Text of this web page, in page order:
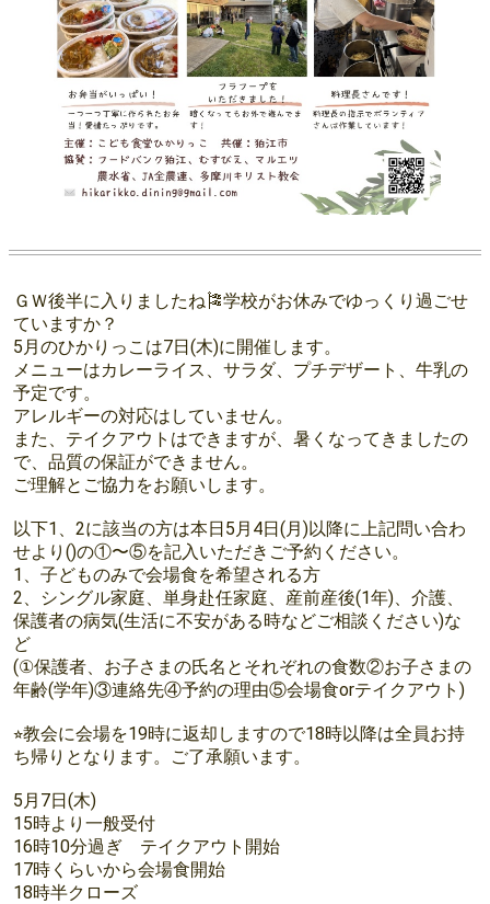
ＧＷ後半に入りましたね🎏学校がお休みでゆっくり過ごせ
ていますか？
5月のひかりっこは7日(木)に開催します。
メニューはカレーライス、サラダ、プチデザート、牛乳の
予定です。
アレルギーの対応はしていません。
また、テイクアウトはできますが、暑くなってきましたの
で、品質の保証ができません。
ご理解とご協力をお願いします。
以下1、2に該当の方は本日5月4日(月)以降に上記問い合わ
せより()の①〜⑤を記入いただきご予約ください。
1、子どものみで会場食を希望される方
2、シングル家庭、単身赴任家庭、産前産後(1年)、介護、
保護者の病気(生活に不安がある時などご相談ください)な
ど
(①保護者、お子さまの氏名とそれぞれの食数②お子さまの
年齢(学年)③連絡先④予約の理由⑤会場食orテイクアウト)
⭐︎教会に会場を19時に返却しますので18時以降は全員お持
ち帰りとなります。ご了承願います。
5月7日(木)
15時より一般受付
16時10分過ぎ テイクアウト開始
17時くらいから会場食開始
18時半クローズ